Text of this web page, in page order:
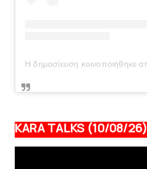
KARA TALKS (10/08/26)